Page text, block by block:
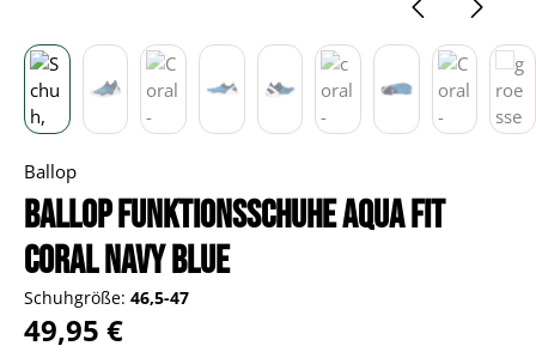
Ballop
BALLOP Funktionsschuhe Aqua Fit
Coral navy blue
Schuhgröße: 46,5-47
Regulärer Preis:
49,95 €